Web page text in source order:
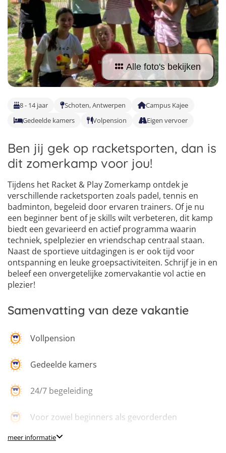
Malta
Nederland
Buitenland
Surfkampen Buitenland
Surfkampen 18+
Taalvakanties Duits
Taalvakanties Italiaans
1
2
3
4
5
6
Alle foto's bekijken
8 - 14 jaar Schoten, Antwerpen
Campus Kajee
Gedeelde kamers
Volpension Eigen vervoer
Ben jij gek op racketsporten, dan is
dit zomerkamp voor jou!
Tijdens het Racket & Play Zomerkamp ontdek je
verschillende racketsporten zoals padel, tennis en
badminton, begeleid door ervaren trainers. Of je nu
een beginner bent of je skills wilt verbeteren, dit kamp
biedt een gevarieerd en actief programma waarin
techniek, spelplezier en vriendschap centraal staan.
Naast de sportieve uitdagingen is er ook tijd voor
ontspanning en leuke groepsactiviteiten. Schrijf je in en
beleef een onvergetelijke zomervakantie vol actie en
plezier!
Samenvatting van deze vakantie
Vollpension
Gedeelde kamers
24/7 begeleiding
Voor zowel beginners als gevorderden
Tennis & Padel
meer informatie